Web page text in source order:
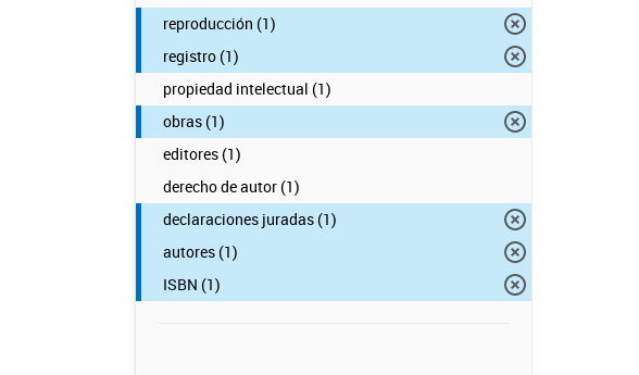
reproducción (1)
registro (1)
propiedad intelectual (1)
obras (1)
editores (1)
derecho de autor (1)
declaraciones juradas (1)
autores (1)
ISBN (1)